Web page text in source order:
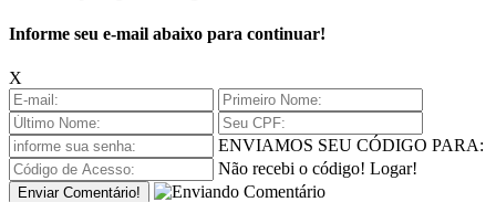
Informe seu e-mail abaixo para continuar!
X
ENVIAMOS SEU CÓDIGO PARA:
Não recebi o código! Logar!
Enviar Comentário!